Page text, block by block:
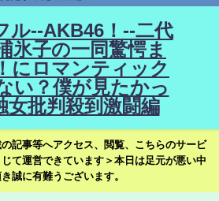
ル--AKB46！--二代
氷子の一同驚愕ま
にロマンティック
い？僕が見たかっ
女批判殺到激闘編
記事等へアクセス、閲覧、こちらのサービ
て運営できています＞本日は足元が悪い中
誠に有難うございます。